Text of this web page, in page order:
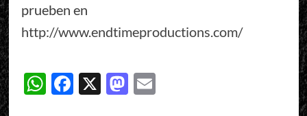
prueben en
http://www.endtimeproductions.com/
WhatsApp
Facebook
X Mastodon
Email